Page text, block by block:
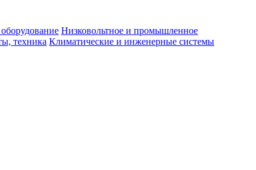
Низковольтное и промышленное
техника Климатические и инженерные системы